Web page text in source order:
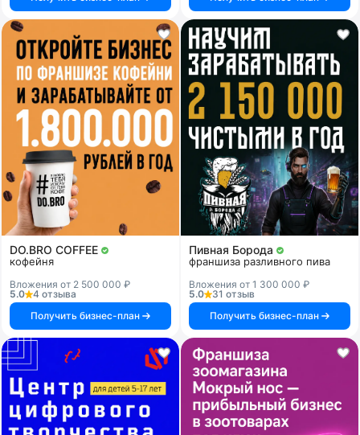
DO.BRO COFFEE
кофейня
Вложения от 2 500 000 ₽
5.0
4 отзыва
Получить бизнес-план
Пивная Борода
франшиза разливного пива
Вложения от 1 300 000 ₽
5.0
31 отзыв
Получить бизнес-план